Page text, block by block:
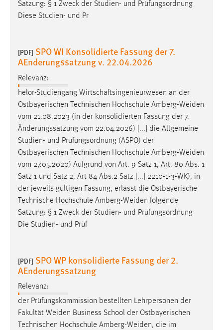
[PDF] SPO WI Konsolidierte Fassung der 7.
helor-Studiengang Wirtschaftsingenieurwesen an der
Ostbayerischen Technischen Hochschule
vom 21.08.2023 (in der konsolidierten Fassung der 7.
Änderungssatzung vom 22.04.2026) [...] die Allgemeine
Studien- und Prüfungsordnung (ASPO) der
Ostbayerischen Technischen HochschuleAmberg-Weiden
vom 27.05.2020) Aufgrund von Art. 9 Satz 1, Art. 80 Abs. 1
Satz 1 und Satz 2, Art 84 Abs.2 Satz [...] 2210-1-3-WK), in
der jeweils gültigen Fassung, erlässt die Ostbayerische
Technische HochschuleAmberg-Weidenfolgende
Satzung: § 1 Zweck der Studien- und Prüfungsordnung
Die Studien- und Prüf
[PDF] SPO WP konsolidierte Fassung der 2.
der Prüfungskommission bestellten Lehrpersonen der
Weiden
Business School der Ostbayerischen
Technischen Hochschule
Masterstudiengang Angewandte Wirtschaftspsychologie
[...] ngang Angewandte Wirtschaftspsychologie an der
Ostbayerischen Technischen HochschuleAmberg-Weiden